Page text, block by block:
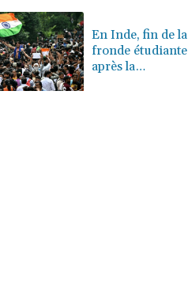
En Inde, fin de la
fronde étudiante
après la